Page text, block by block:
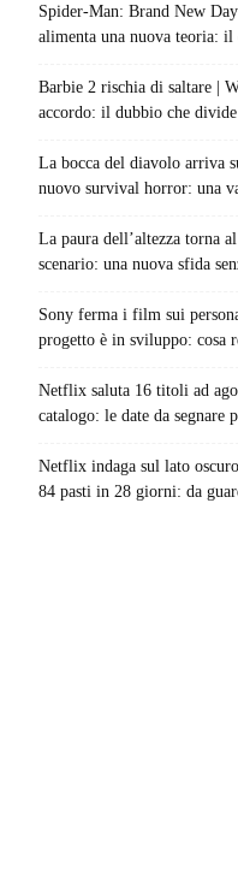
Spider-Man: Brand New
alimenta una nuova teoria:
Barbie 2 rischia di saltare |
accordo: il dubbio che
La bocca del diavolo arriva
nuovo survival horror: una
La paura dell’altezza torna
scenario: una nuova sfida
Sony ferma i film sui
progetto è in sviluppo: cosa
Netflix saluta 16 titoli ad
catalogo: le date da segnare
Netflix indaga sul lato
84 pasti in 28 giorni: da